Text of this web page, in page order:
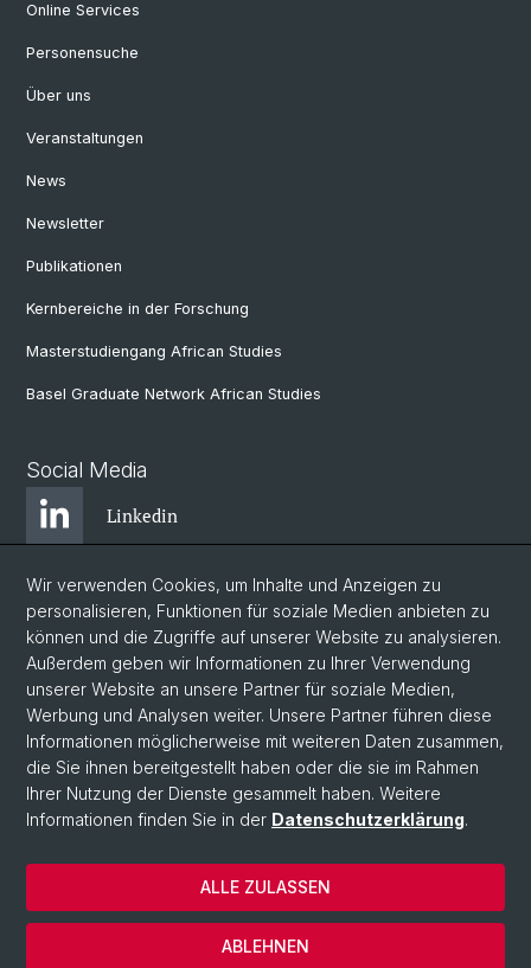
Online Services
Personensuche
Über uns
Veranstaltungen
News
Newsletter
Publikationen
Kernbereiche in der Forschung
Masterstudiengang African Studies
Basel Graduate Network African Studies
Social Media
Linkedin
Bluesky
Instagram
Facebook
© Universität Basel
Zentrum für Afrikastudien Basel
Datenschutzerklärung
Wir verwenden Cookies, um Inhalte und Anzeigen zu
personalisieren, Funktionen für soziale Medien anbieten zu
können und die Zugriffe auf unserer Website zu analysieren.
Außerdem geben wir Informationen zu Ihrer Verwendung
unserer Website an unsere Partner für soziale Medien,
Werbung und Analysen weiter. Unsere Partner führen diese
Informationen möglicherweise mit weiteren Daten zusammen,
die Sie ihnen bereitgestellt haben oder die sie im Rahmen
Ihrer Nutzung der Dienste gesammelt haben. Weitere
Informationen finden Sie in der Datenschutzerklärung.
ABLEHNEN
ALLE ZULASSEN